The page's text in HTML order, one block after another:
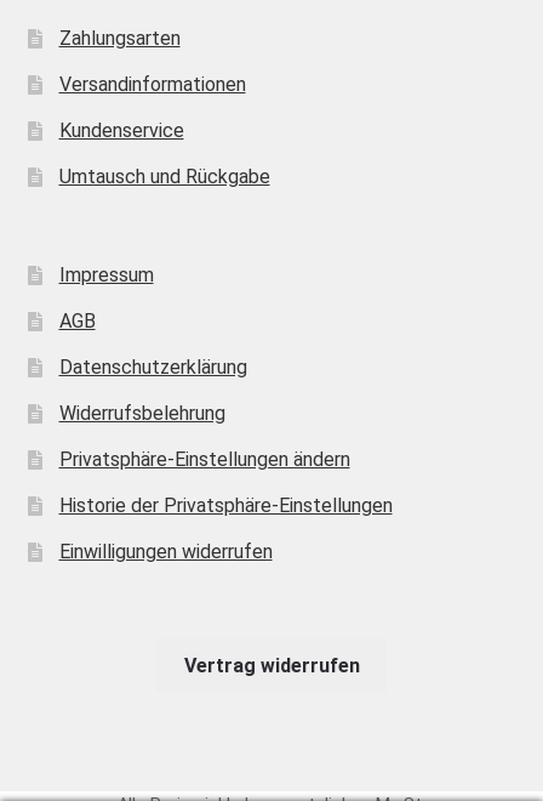
Zahlungsarten
Versandinformationen
Kundenservice
Umtausch und Rückgabe
Impressum
AGB
Datenschutzerklärung
Widerrufsbelehrung
Privatsphäre-Einstellungen ändern
Historie der Privatsphäre-Einstellungen
Einwilligungen widerrufen
Vertrag widerrufen